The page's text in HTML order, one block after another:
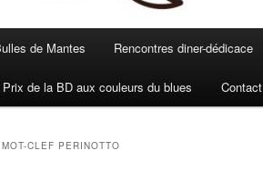
de Mantes Rencontres diner-dédicace
Prix de la BD aux couleurs du blues Contact
CLEF PERINOTTO